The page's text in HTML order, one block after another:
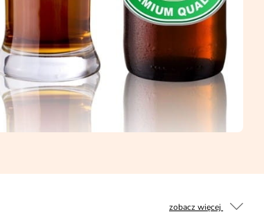
zobacz więcej